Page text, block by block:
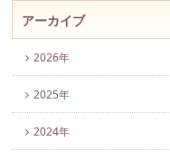
アーカイブ
2026年
2025年
2024年